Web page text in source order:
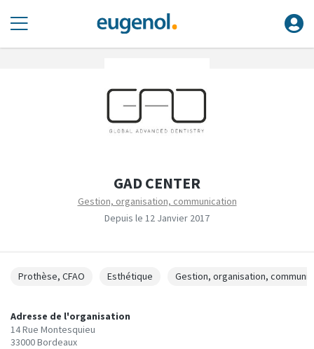
GAD CENTER
Gestion, organisation, communication
Depuis le 12 Janvier 2017
Prothèse, CFAO Esthétique Gestion, organisation,
Adresse de l'organisation
14 Rue Montesquieu
33000 Bordeaux